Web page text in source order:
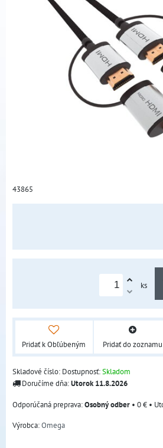
43865
ks
Pridať k Obľúbeným Pridať do zoznamu
Skladové číslo: Dostupnosť:Skladom
Doručíme dňa:Utorok11.8.2026
Osobný odber • 0 € •
Výrobca:Omega